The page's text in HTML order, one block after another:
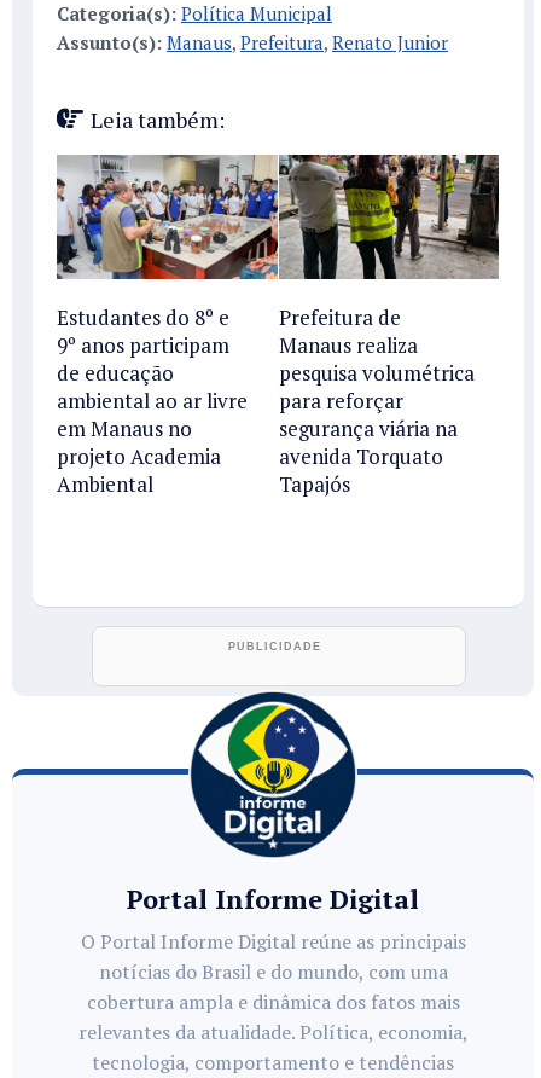
Categoria(s): Política Municipal
Assunto(s): Manaus, Prefeitura, Renato Junior
Leia também:
Estudantes do 8º e
9º anos participam
de educação
ambiental ao ar livre
em Manaus no
projeto Academia
Ambiental
Prefeitura de
Manaus realiza
pesquisa volumétrica
para reforçar
segurança viária na
avenida Torquato
Tapajós
Portal Informe Digital
O Portal Informe Digital reúne as principais
notícias do Brasil e do mundo, com uma
cobertura ampla e dinâmica dos fatos mais
relevantes da atualidade. Política, economia,
tecnologia, comportamento e tendências